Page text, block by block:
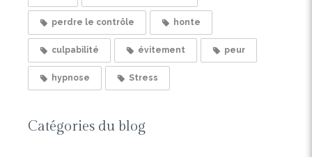
perdre le contrôle honte
culpabilité évitement peur
hypnose Stress
Catégories du blog